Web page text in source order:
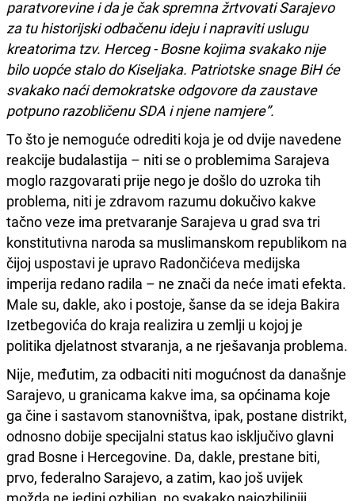
paratvorevine i da je čak spremna žrtvovati Sarajevo
za tu historijski odbačenu ideju i napraviti uslugu
kreatorima tzv. Herceg - Bosne kojima svakako nije
bilo uopće stalo do Kiseljaka. Patriotske snage BiH će
svakako naći demokratske odgovore da zaustave
potpuno razobličenu SDA i njene namjere”.
To što je nemoguće odrediti koja je od dvije navedene
reakcije budalastija – niti se o problemima Sarajeva
moglo razgovarati prije nego je došlo do uzroka tih
problema, niti je zdravom razumu dokučivo kakve
tačno veze ima pretvaranje Sarajeva u grad sva tri
konstitutivna naroda sa muslimanskom republikom na
čijoj uspostavi je upravo Radončićeva medijska
imperija redano radila – ne znači da neće imati efekta.
Male su, dakle, ako i postoje, šanse da se ideja Bakira
Izetbegovića do kraja realizira u zemlji u kojoj je
politika djelatnost stvaranja, a ne rješavanja problema.
Nije, međutim, za odbaciti niti mogućnost da današnje
Sarajevo, u granicama kakve ima, sa općinama koje
ga čine i sastavom stanovništva, ipak, postane distrikt,
odnosno dobije specijalni status kao isključivo glavni
grad Bosne i Hercegovine. Da, dakle, prestane biti,
prvo, federalno Sarajevo, a zatim, kao još uvijek